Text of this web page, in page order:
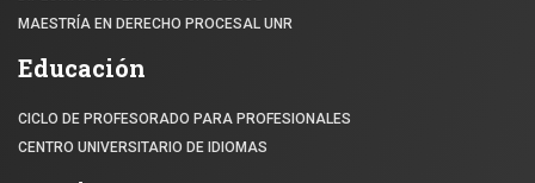
MAESTRÍA EN DERECHO PROCESAL UNR
Educación
CICLO DE PROFESORADO PARA PROFESIONALES
CENTRO UNIVERSITARIO DE IDIOMAS